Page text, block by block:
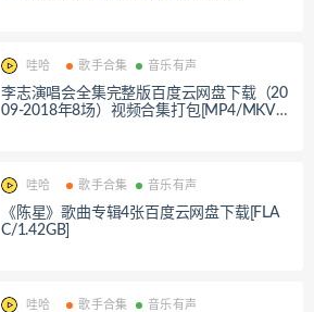
哇哈 歌手合集 音乐有声
李志演唱会全集完整版百度云网盘下载（20
09-2018年8场）视频合集打包[MP4/MKV/F
哇哈 歌手合集 音乐有声
《陈星》歌曲专辑4张百度云网盘下载[FLA
C/1.42GB]
哇哈 歌手合集 音乐有声